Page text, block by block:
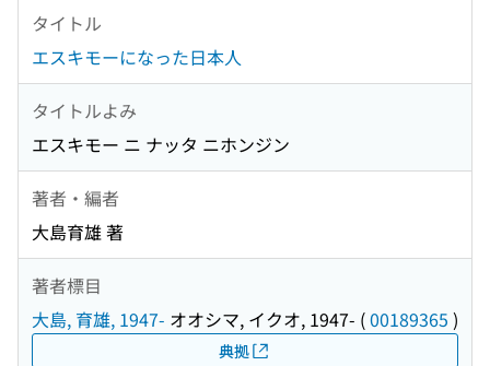
タイトル
エスキモーになった日本人
タイトルよみ
エスキモー ニ ナッタ ニホンジン
著者・編者
大島育雄 著
著者標目
大島, 育雄, 1947- オオシマ, イクオ, 1947- (00189365 )
典拠